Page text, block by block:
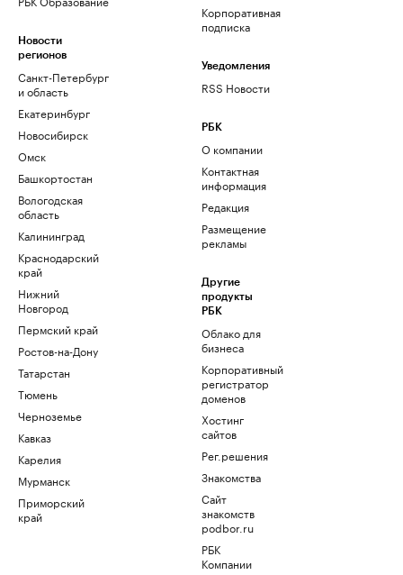
Новости
регионов
Санкт-Петербург
и область
Екатеринбург
Новосибирск
Омск
Башкортостан
Вологодская
область
Калининград
Краснодарский
край
Нижний
Новгород
Пермский край
Ростов-на-Дону
Татарстан
Тюмень
Черноземье
Кавказ
Карелия
Мурманск
Приморский
край
Корпоративная
подписка
Уведомления
RSS Новости
РБК
О компании
Контактная
информация
Редакция
Размещение
рекламы
Другие
продукты
РБК
Облако для
бизнеса
Корпоративный
регистратор
доменов
Хостинг
сайтов
Рег.решения
Знакомства
Сайт
знакомств
podbor.ru
РБК
Компании